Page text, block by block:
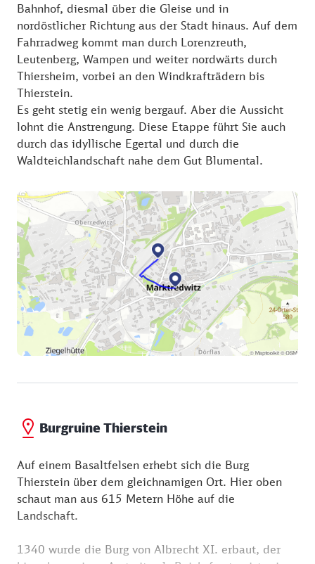
Bahnhof, diesmal über die Gleise und in
nordöstlicher Richtung aus der Stadt hinaus. Auf dem
Fahrradweg kommt man durch Lorenzreuth,
Leutenberg, Wampen und weiter nordwärts durch
Thiersheim, vorbei an den Windkrafträdern bis
Thierstein.
Es geht stetig ein wenig bergauf. Aber die Aussicht
lohnt die Anstrengung. Diese Etappe führt Sie auch
durch das idyllische Egertal und durch die
Waldteichlandschaft nahe dem Gut Blumental.
Burgruine Thierstein
Auf einem Basaltfelsen erhebt sich die Burg
Thierstein über dem gleichnamigen Ort. Hier oben
schaut man aus 615 Metern Höhe auf die
Landschaft.
1340 wurde die Burg von Albrecht XI. erbaut, der